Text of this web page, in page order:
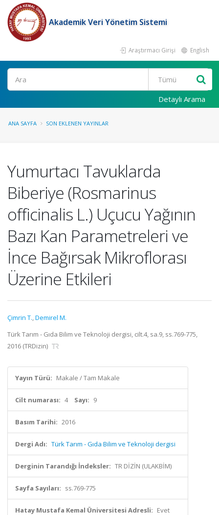
Akademik Veri Yönetim Sistemi
Araştırmacı Girişi English
Ara
Detaylı Arama
ANA SAYFA SON EKLENEN YAYINLAR
Yumurtacı Tavuklarda
Biberiye (Rosmarinus
officinalis L.) Uçucu Yağının
Bazı Kan Parametreleri ve
İnce Bağırsak Mikroflorası
Üzerine Etkileri
Çimrin T.,Demirel M.
Türk Tarım - Gıda Bilim ve Teknoloji dergisi, cilt.4, sa.9, ss.769-775,
2016 (TRDizin)
Yayın Türü: Makale / Tam Makale
Cilt numarası: 4 Sayı: 9
Basım Tarihi: 2016
Dergi Adı: Türk Tarım - Gıda Bilim ve Teknoloji dergisi
Derginin Tarandığı İndeksler: TR DİZİN (ULAKBİM)
Sayfa Sayıları: ss.769-775
Hatay Mustafa Kemal Üniversitesi Adresli: Evet